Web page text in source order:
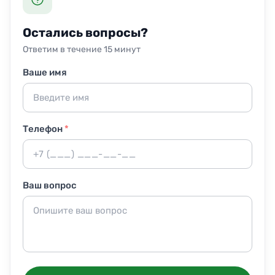
Остались вопросы?
Ответим в течение 15 минут
Ваше имя
Телефон*
Ваш вопрос
по счёту. Предоплата не требуется.